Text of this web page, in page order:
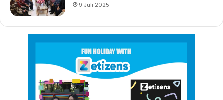
9 Juli 2025